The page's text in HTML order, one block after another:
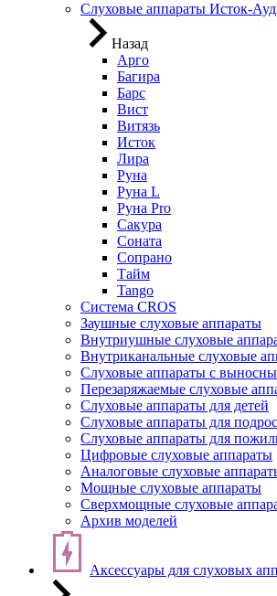
Слуховые аппараты Исток-
Назад
Арго
Багира
Барс
Вист
Витязь
Исток
Лира
Руна
Руна L
Руна Pro
Сакура
Соната
Сопрано
Тайм
Tango
Система CROS
Заушные слуховые аппараты
Внутриушные слуховые
Внутриканальные слуховые
Слуховые аппараты с
Перезаряжаемые слуховые
Слуховые аппараты для детей
Слуховые аппараты для
Слуховые аппараты для
Цифровые слуховые аппараты
Аналоговые слуховые
Мощные слуховые аппараты
Сверхмощные слуховые
Архив моделей
Аксессуары для слуховых